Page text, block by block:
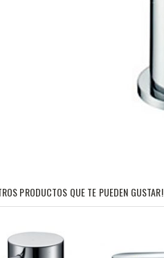
PRODUCTOS QUE TE PUEDEN GUSTAR!